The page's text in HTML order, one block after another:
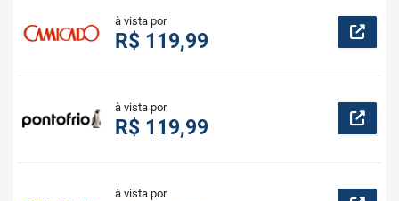
à vista por
R$ 119,99
à vista por
R$ 119,99
à vista por